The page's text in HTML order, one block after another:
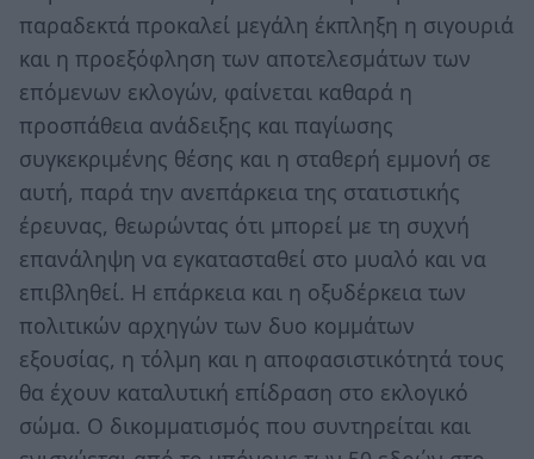
παραδεκτά προκαλεί μεγάλη έκπληξη η σιγουριά
και η προεξόφληση των αποτελεσμάτων των
επόμενων εκλογών, φαίνεται καθαρά η
προσπάθεια ανάδειξης και παγίωσης
συγκεκριμένης θέσης και η σταθερή εμμονή σε
αυτή, παρά την ανεπάρκεια της στατιστικής
έρευνας, θεωρώντας ότι μπορεί με τη συχνή
επανάληψη να εγκατασταθεί στο μυαλό και να
επιβληθεί. Η επάρκεια και η οξυδέρκεια των
πολιτικών αρχηγών των δυο κομμάτων
εξουσίας, η τόλμη και η αποφασιστικότητά τους
θα έχουν καταλυτική επίδραση στο εκλογικό
σώμα. Ο δικομματισμός που συντηρείται και